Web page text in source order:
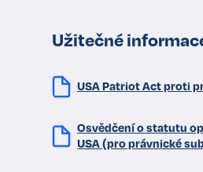
Užitečné
USA Patriot Act proti
Osvědčení o statutu
USA (pro právnické